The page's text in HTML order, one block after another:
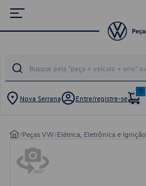
Nova Serrana Entre/registre-se
0
/Peças VW/Elétrica, Eletrônica e Ignição